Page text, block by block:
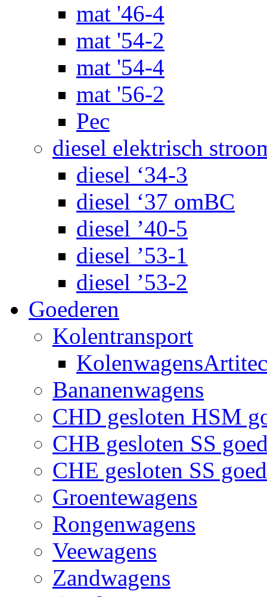
mat '46-4
mat '54-2
mat '54-4
mat '56-2
Pec
diesel elektrisch
diesel ‘34-3
diesel ‘37 omBC
diesel ’40-5
diesel ’53-1
diesel ’53-2
Goederen
Kolentransport
KolenwagensArtitec
Bananenwagens
CHD gesloten HSM
CHB gesloten SS
CHE gesloten SS
Groentewagens
Rongenwagens
Veewagens
Zandwagens